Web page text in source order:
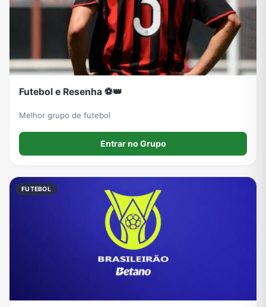
Futebol e Resenha ⚽👑
Melhor grupo de futebol
Entrar no Grupo
FUTEBOL